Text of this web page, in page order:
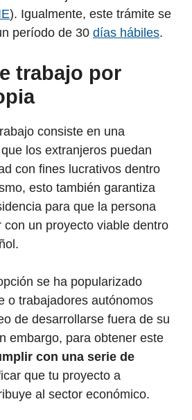
). Igualmente, este trámite se
período de 30 días hábiles.
trabajo por
consiste en una
los extranjeros puedan
con fines lucrativos dentro
esto también garantiza
para que la persona
con un proyecto viable dentro
se ha popularizado
o trabajadores autónomos
de desarrollarse fuera de su
embargo, para obtener este
con una serie de
que tu proyecto a
al sector económico.